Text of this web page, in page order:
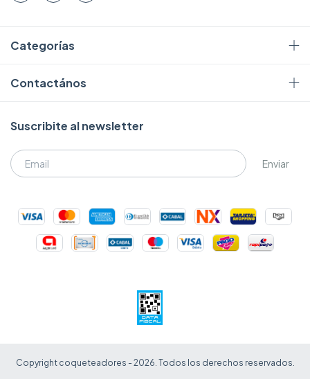
Categorías
Contactános
Suscribite al newsletter
Copyright coqueteadores - 2026. Todos los derechos reservados.